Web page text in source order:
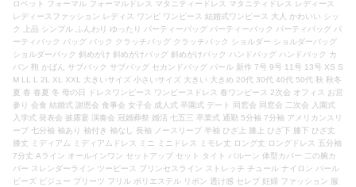
ロペット フォーマル フォーマルドレス マタニティードレス マタニティドレス レディース
レディースファッション レディス ワンピ ワンピース 結婚式ワンピース 大人 かわいい シッ
ク 上品 シンプル ふんわり ゆったり パーティーバッグ パーティーバック パーティバッグ パ
ーティバック バッグ バック クラッチバッグ クラッチバック ショルダー ショルダーバッグ
ショルダーバック 斜めがけ 斜めがけバッグ 斜めがけバック ハンドバッグ ハンドバック カ
バン 鞄 かばん サブバック サブバッグ セカンドバッグ パール 新作 7号 9号 11号 13号 XS S
M LL L 2L XL XXL 大きいサイズ 小さいサイズ 大きい 大きめ 20代 30代 40代 50代 秋 秋冬
夏 春 春夏 冬 母の日 ドレスワンピース ワンピースドレス 春ワンピース 2次会 オフィス お宮
参り 会食 結婚式 謝恩会 食事会 女子会 成人式 卒園式 デート 同窓会 同窓会 二次会 入園式
入学式 発表会 披露宴 演奏会 冠婚葬祭 婚活 七五三 卒業式 通勤 5分袖 7分袖 アメリカンスリ
ーブ 七分袖 袖あり 袖付き 袖なし 長袖 ノースリーブ 半袖 ひざ上 膝上 ひざ下 膝下 ひざ丈
膝丈 ミディアム ミディアムドレス ミニ ミニドレス ミモレ丈 ロング丈 ロングドレス 五分袖
7分丈 Aライン オールインワン セットアップ セット タイト バルーン 体型カバー 二の腕カ
バー スレンダーライン ツーピース プリンセスライン ストレッチ チュール ナイロン パール
ビーズ ビジュー プリーツ フリル ポリエステル リボン 透け感 セレブ 妊婦 ファッション 服